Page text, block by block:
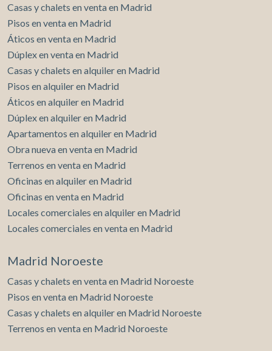
Casas y chalets en venta en Madrid
Pisos en venta en Madrid
Áticos en venta en Madrid
Dúplex en venta en Madrid
Casas y chalets en alquiler en Madrid
Pisos en alquiler en Madrid
Áticos en alquiler en Madrid
Dúplex en alquiler en Madrid
Apartamentos en alquiler en Madrid
Obra nueva en venta en Madrid
Terrenos en venta en Madrid
Oficinas en alquiler en Madrid
Oficinas en venta en Madrid
Locales comerciales en alquiler en Madrid
Locales comerciales en venta en Madrid
Madrid Noroeste
Casas y chalets en venta en Madrid Noroeste
Pisos en venta en Madrid Noroeste
Casas y chalets en alquiler en Madrid Noroeste
Terrenos en venta en Madrid Noroeste